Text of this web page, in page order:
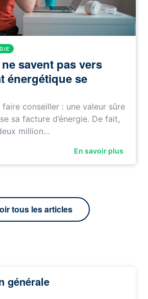
savent pas vers
énergétique se
conseiller : une valeur sûre
sa facture d’énergie. De fait,
million…
En savoir plus
tous les articles
générale